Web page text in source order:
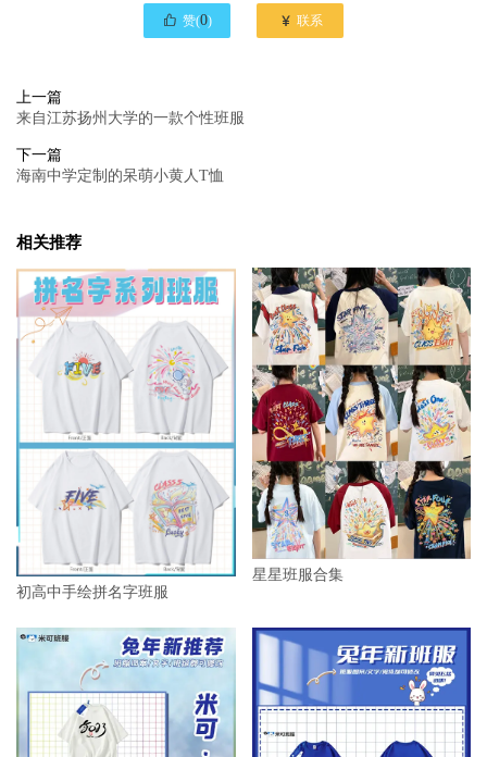
 赞(0)  联系
上一篇
来自江苏扬州大学的一款个性班服
下一篇
海南中学定制的呆萌小黄人T恤
相关推荐
初高中手绘拼名字班服
星星班服合集